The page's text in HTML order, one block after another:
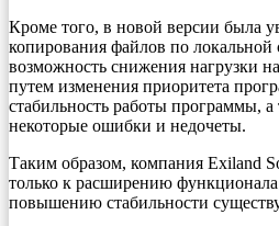
Кроме того, в новой версии была
копирования файлов по локальной
возможность снижения нагрузки
путем изменения приоритета
стабильность работы программы,
некоторые ошибки и недочеты.
Таким образом, компания Exiland
только к расширению
повышению стабильности